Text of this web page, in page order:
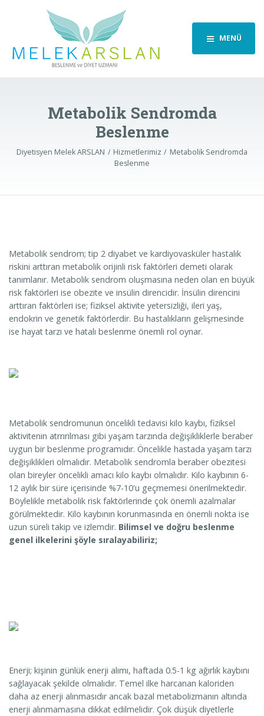
MENÜ
Metabolik Sendromda
Beslenme
Diyetisyen Melek ARSLAN Hizmetlerimiz
Metabolik Sendromda
Beslenme
Metabolik sendrom; tip 2 diyabet ve kardiyovasküler hastalık
riskini arttıran metabolik orijinli risk faktörleri demeti olarak
tanımlanır. Metabolik sendrom oluşmasına neden olan en büyük
risk faktörleri ise obezite ve insülin direncidir. İnsülin direncini
arttıran faktörleri ise; fiziksel aktivite yetersizliği, ileri yaş,
endokrin ve genetik faktörlerdir. Bu hastalıkların gelişmesinde
ise hayat tarzı ve hatalı beslenme önemli rol oynar.
Metabolik sendromunun öncelikli tedavisi kilo kaybı, fiziksel
aktivitenin atrrırılması gibi yaşam tarzında değişikliklerle beraber
uygun bir beslenme programıdır. Öncelikle hastada yaşam tarzı
değişiklikleri olmalıdır. Metabolik sendromla beraber obezitesi
olan bireyler öncelikli amacı kilo kaybı olmalıdır. Kilo kaybının 6-
12 aylık bir süre içerisinde %7-10'u geçmemesi önerilmektedir.
Böylelikle metabolik risk faktörlerinde çok önemli azalmalar
görülmektedir. Kilo kaybının korunmasında en önemli nokta ise
uzun süreli takip ve izlemdir. Bilimsel ve doğru beslenme
genel ilkelerini şöyle sıralayabiliriz;
Enerji; kişinin günlük enerji alımı, haftada 0.5-1 kg ağırlık kaybını
sağlayacak şekilde olmalıdır. Temel ilke harcanan kaloriden
daha az enerji alınmasıdır ancak bazal metabolizmanın altında
enerji alınmamasına dikkat edilmelidir. Çok düşük diyetlerle